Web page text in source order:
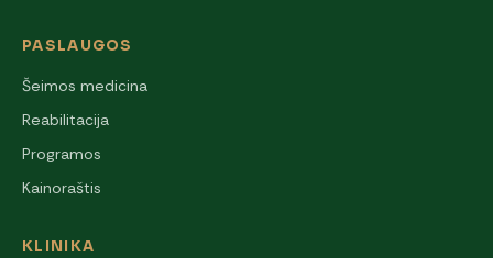
PASLAUGOS
Šeimos medicina
Reabilitacija
Programos
Kainoraštis
KLINIKA